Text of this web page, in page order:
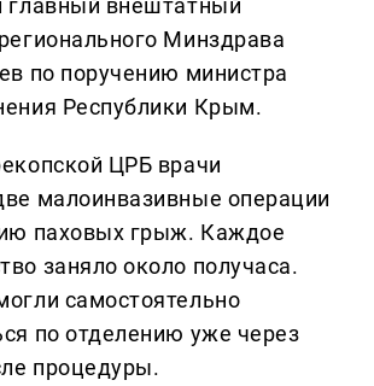
главный внештатный
Минздрава
по поручению министра
Республики Крым.
ЦРБ врачи
малоинвазивные операции
паховых грыж. Каждое
заняло около получаса.
самостоятельно
по отделению уже через
процедуры.